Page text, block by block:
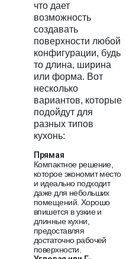
что дает
возможность
создавать
поверхности любой
конфигурации, будь
то длина, ширина
или форма. Вот
несколько
вариантов, которые
подойдут для
разных типов
кухонь:
Прямая
Компактное решение,
которое экономит место
и идеально подходит
даже для небольших
помещений. Хорошо
впишется в узкие и
длинные кухни,
предоставляя
достаточно рабочей
поверхности.